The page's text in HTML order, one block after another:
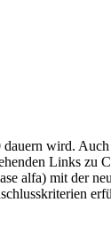
wird.
Links
alfa) mit der